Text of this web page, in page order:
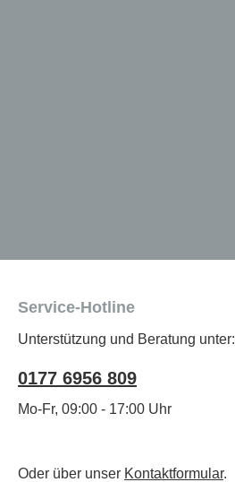
Service-Hotline
Unterstützung und Beratung unter:
0177 6956 809
Mo-Fr, 09:00 - 17:00 Uhr
Oder über unser Kontaktformular.